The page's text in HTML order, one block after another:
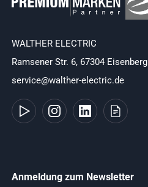
WALTHER ELECTRIC
Ramsener Str. 6, 67304 Eisenberg
service@walther-electric.de
Anmeldung zum Newsletter